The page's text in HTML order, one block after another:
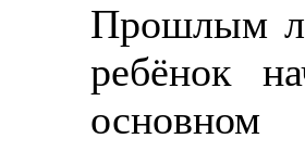
Прошлым
ребёнок